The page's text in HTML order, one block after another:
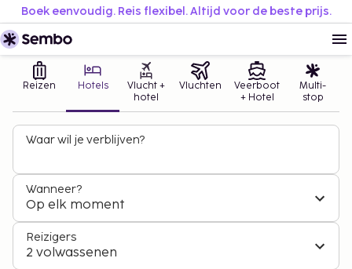
Boek eenvoudig. Reis flexibel. Altijd voor de beste prijs.
Reizen Hotels
Vlucht +
hotel
Vluchten
Veerboot
+ Hotel
Multi-
stop
Waar wil je verblijven?
Wanneer?
Op elk moment
Reizigers
2 volwassenen